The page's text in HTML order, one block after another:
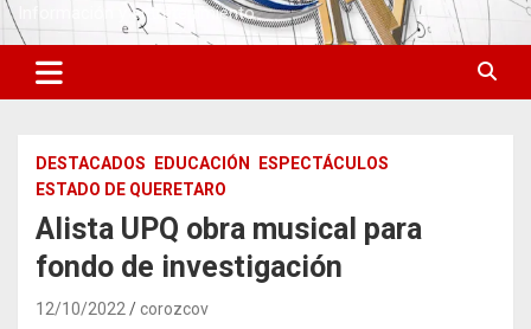
Información y entretenimiento
DESTACADOS EDUCACIÓN
ESPECTÁCULOS
ESTADO DE QUERETARO
Alista UPQ obra musical para
fondo de investigación
12/10/2022 corozcov